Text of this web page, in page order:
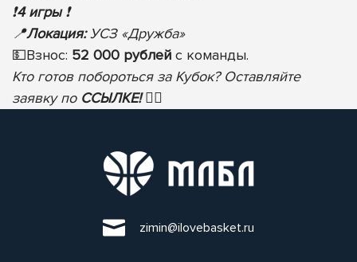
❗️4 игры❗️
📍Локация:УСЗ «Дружба»
💵Взнос: 52 000 рублей с команды.
Кто готов побороться за Кубок? Оставляйте
заявку по ССЫЛКЕ! ✍🏻
zimin@ilovebasket.ru